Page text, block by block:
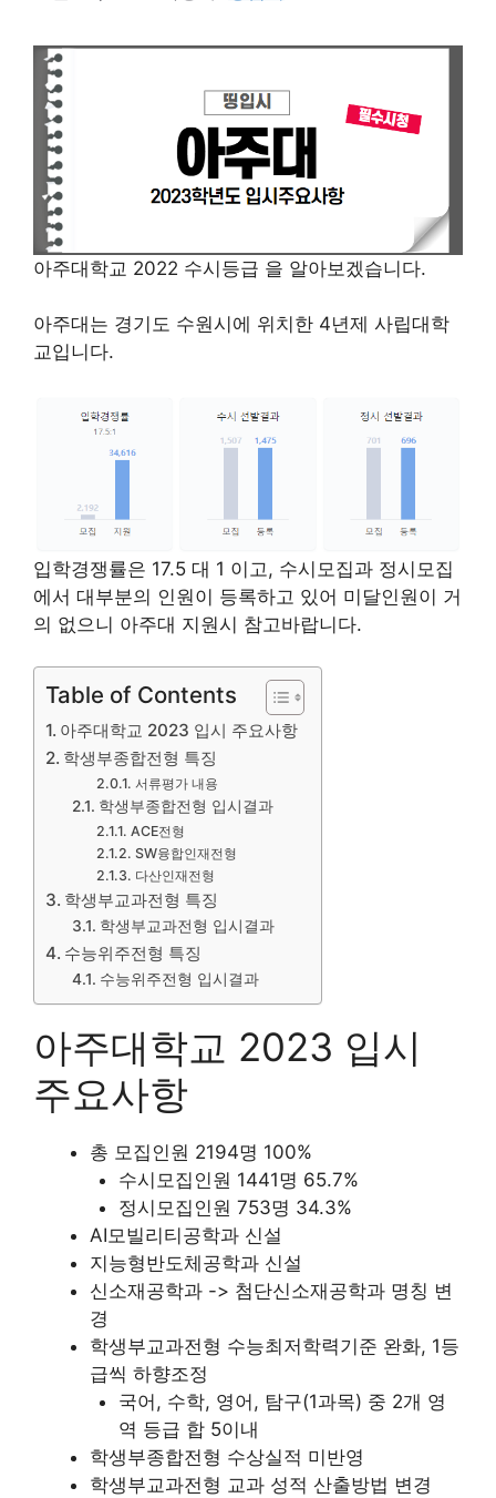
아주대학교 2022 수시등급 을 알아보겠습니다.
아주대는 경기도 수원시에 위치한 4년제 사립대학
교입니다.
입학경쟁률은 17.5 대 1 이고, 수시모집과 정시모집
에서 대부분의 인원이 등록하고 있어 미달인원이 거
의 없으니 아주대 지원시 참고바랍니다.
Table of Contents
아주대학교 2023 입시 주요사항
학생부종합전형 특징
서류평가 내용
학생부종합전형 입시결과
ACE전형
SW융합인재전형
다산인재전형
학생부교과전형 특징
학생부교과전형 입시결과
수능위주전형 특징
수능위주전형 입시결과
아주대학교 2023 입시
주요사항
총 모집인원 2194명 100%
수시모집인원 1441명 65.7%
정시모집인원 753명 34.3%
AI모빌리티공학과 신설
지능형반도체공학과 신설
신소재공학과 -> 첨단신소재공학과 명칭 변
경
학생부교과전형 수능최저학력기준 완화, 1등
급씩 하향조정
국어, 수학, 영어, 탐구(1과목) 중 2개 영
역 등급 합 5이내
학생부종합전형 수상실적 미반영
학생부교과전형 교과 성적 산출방법 변경